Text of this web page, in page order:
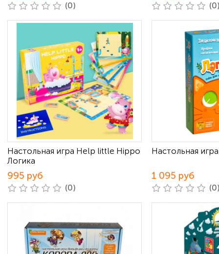
(0)
Настольная игра Help little Hippo
Логика
995 руб
(0)
Настольная
1 095 руб